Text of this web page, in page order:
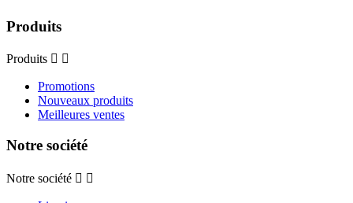
Produits
Produits  
Promotions
Nouveaux produits
Meilleures ventes
Notre société
Notre société  